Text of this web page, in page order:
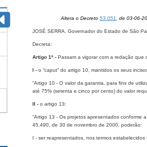
Altera o Decreto53.051 , de 03-06-
JOSÉ SERRA, Governador do Estado de São
Decreta:
Artigo 1º -Passam a vigorar com a redação que
I -o “caput” do artigo 10, mantidos os seus
“Artigo 10 - O valor da garantia, para fins de
até 75% (setenta e cinco por cento) do valor
II -o artigo 13:
“Artigo 13 - Os projetos apresentados conforme
45.490, de 30 de novembro de 2000, poderão:
I - ser reapresentados, nos termos estabelecidos